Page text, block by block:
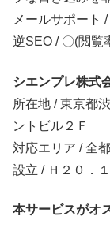
メールサポート
逆SEO / 〇(閲覧
シエンプレ株式
所在地 / 東京都
ントビル２Ｆ
対応エリア / 全
設立 / Ｈ２０．１
本サービスがオ